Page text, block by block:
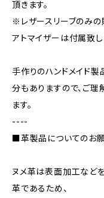
頂きます。
※レザースリーブのみ
アトマイザーは付属致し
手作りのハンドメイド
分もありますので、ご
ます。
----
■革製品についてのお
ヌメ革は表面加工など
革であるため、